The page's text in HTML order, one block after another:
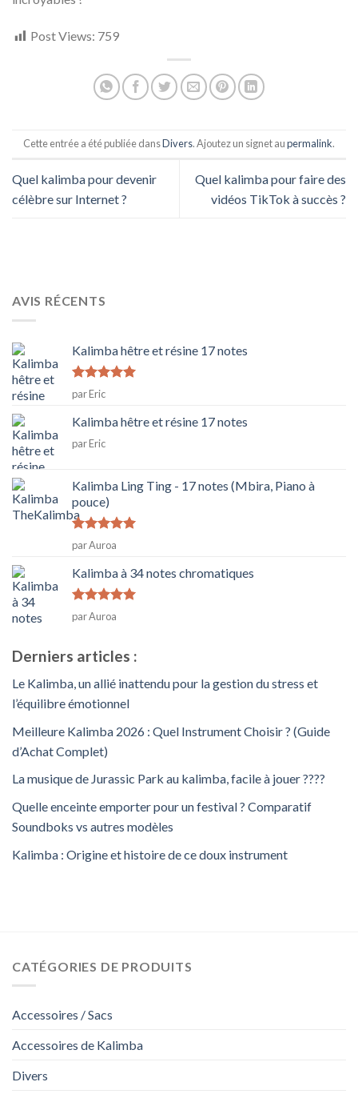
Post Views: 759
Cette entrée a été publiée dansDivers. Ajoutez un signet aupermalink.
Quel kalimba pour devenir
célèbre sur Internet ?
Quel kalimba pour faire des
vidéos TikTok à succès ?
AVIS RÉCENTS
Kalimba hêtre et résine 17 notes
Note5
5
par Eric
Kalimba hêtre et résine 17 notes
par Eric
Kalimba Ling Ting - 17 notes (Mbira, Piano à
pouce)
Note5sur
5
par Auroa
Kalimba à 34 notes chromatiques
Note5sur
5
par Auroa
Derniers articles :
Le Kalimba, un allié inattendu pour la gestion du stress et
l’équilibre émotionnel
Meilleure Kalimba 2026 : Quel Instrument Choisir ? (Guide
d’Achat Complet)
La musique de Jurassic Park au kalimba, facile à jouer ????
Quelle enceinte emporter pour un festival ? Comparatif
Soundboks vs autres modèles
Kalimba : Origine et histoire de ce doux instrument
CATÉGORIES DE PRODUITS
Accessoires / Sacs
Accessoires de Kalimba
Divers